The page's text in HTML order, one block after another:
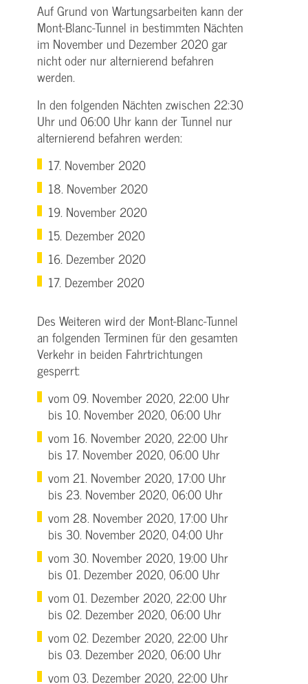
Auf Grund von Wartungsarbeiten kann der
Mont­-Blanc­-Tunnel in bestimmten Nächten
im November und Dezember 2020 gar
nicht oder nur alternierend befahren
werden.
In den folgenden Nächten zwischen 22:30
Uhr und 06:00 Uhr kann der Tunnel nur
alternierend befahren werden:
17. November 2020
18. November 2020
19. November 2020
15. Dezember 2020
16. Dezember 2020
17. Dezember 2020
Des Weiteren wird der Mont­-Blanc-­Tunnel
an folgenden Terminen für den gesamten
Verkehr in beiden Fahrtrichtungen
gesperrt:
vom 09. November 2020, 22:00 Uhr
bis 10. November 2020, 06:00 Uhr
vom 16. November 2020, 22:00 Uhr
bis 17. November 2020, 06:00 Uhr
vom 21. November 2020, 17:00 Uhr
bis 23. November 2020, 06:00 Uhr
vom 28. November 2020, 17:00 Uhr
bis 30. November 2020, 04:00 Uhr
vom 30. November 2020, 19:00 Uhr
bis 01. Dezember 2020, 06:00 Uhr
vom 01. Dezember 2020, 22:00 Uhr
bis 02. Dezember 2020, 06:00 Uhr
vom 02. Dezember 2020, 22:00 Uhr
bis 03. Dezember 2020, 06:00 Uhr
vom 03. Dezember 2020, 22:00 Uhr